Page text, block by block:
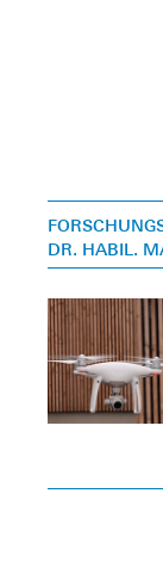
DR. HABIL.